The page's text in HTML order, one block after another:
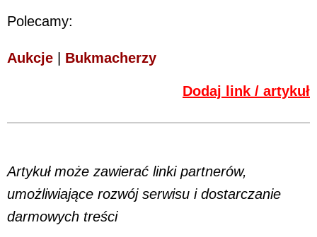
Polecamy:
Aukcje | Bukmacherzy
Dodaj link / artykuł
Artykuł może zawierać linki partnerów,
umożliwiające rozwój serwisu i dostarczanie
darmowych treści